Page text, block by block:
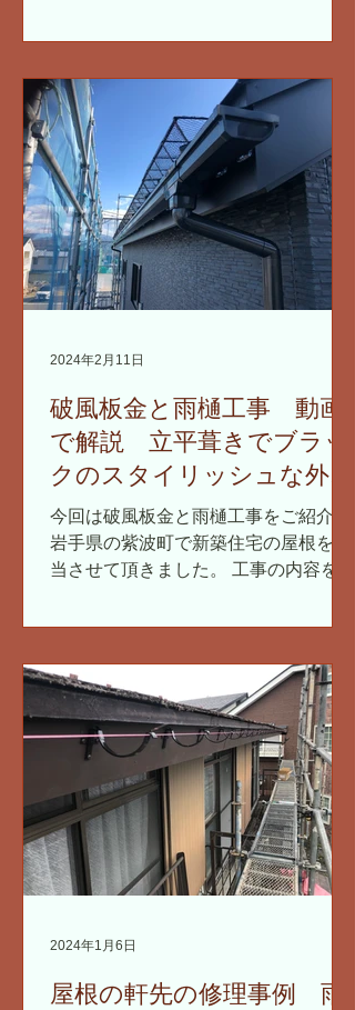
あたりました。今回の工事では、雪の
な雪止めシステムを導入しました。
破風板金と雨樋工事 動画
で解説 立平葺きでブラッ
クのスタイリッシュな外観
に仕上がります 住宅新築
工事 岩手県
今回は破風板金と雨樋工事をご紹介。
岩手県の紫波町で新築住宅の屋根を担
当させて頂きました。 工事の内容を動
金の取付け 岩手県では破風板は、基本
現場で採寸してきて、事務所で加工し
ます。...
2024年2月11日
屋根の軒先の修理事例 雨
2024年1月6日